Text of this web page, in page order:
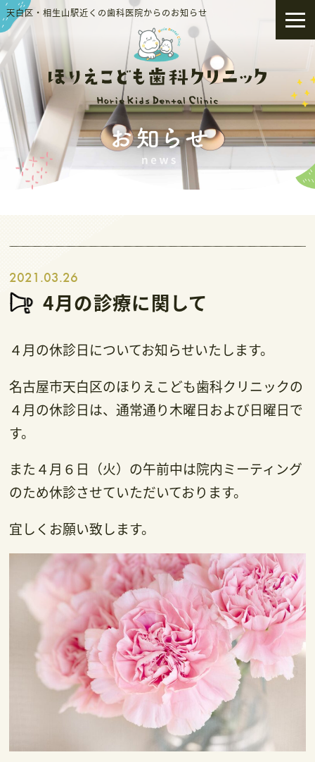
天白区・相生山駅近くの歯科医院からのお知らせ
2021.03.26
4月の診療に関して
４月の休診日についてお知らせいたします。
名古屋市天白区のほりえこども歯科クリニックの
４月の休診日は、通常通り木曜日および日曜日で
す。
また４月６日（火）の午前中は院内ミーティング
のため休診させていただいております。
宜しくお願い致します。